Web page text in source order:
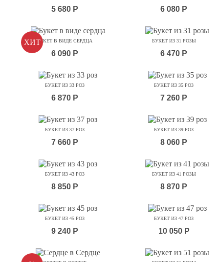
5 680 Р 6 080 Р
ХИТБУКЕТ В ВИДЕ СЕРДЦА
6 090 Р
БУКЕТ ИЗ 31 РОЗЫ
6 470 Р
БУКЕТ ИЗ 33 РОЗ
6 870 Р
БУКЕТ ИЗ 35 РОЗ
7 260 Р
БУКЕТ ИЗ 37 РОЗ
7 660 Р
БУКЕТ ИЗ 39 РОЗ
8 060 Р
БУКЕТ ИЗ 43 РОЗ
8 850 Р
БУКЕТ ИЗ 41 РОЗЫ
8 870 Р
БУКЕТ ИЗ 45 РОЗ
9 240 Р
БУКЕТ ИЗ 47 РОЗ
10 050 Р